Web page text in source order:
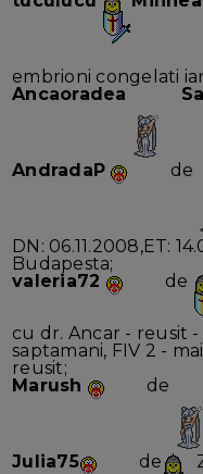
embrioni congelati
Ancaoradea
AndradaP de
DN: 06.11.2008,ET:
Budapesta;
valeria72
de
cu dr. Ancar - reusit
saptamani, FIV 2 -
reusit;
Marush
de
Julia75 de